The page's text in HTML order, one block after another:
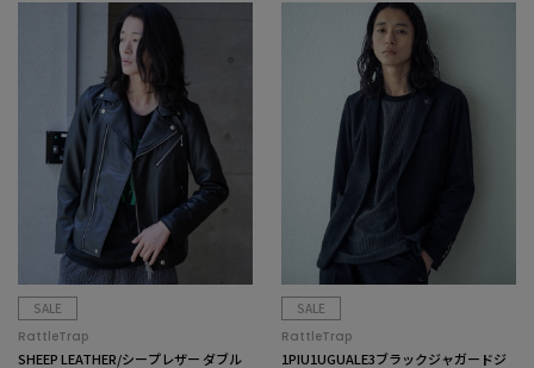
SALE
RattleTrap
SHEEP LEATHER/シープレザー ダブル
SALE
RattleTrap
1PIU1UGUALE3ブラックジャガードジ